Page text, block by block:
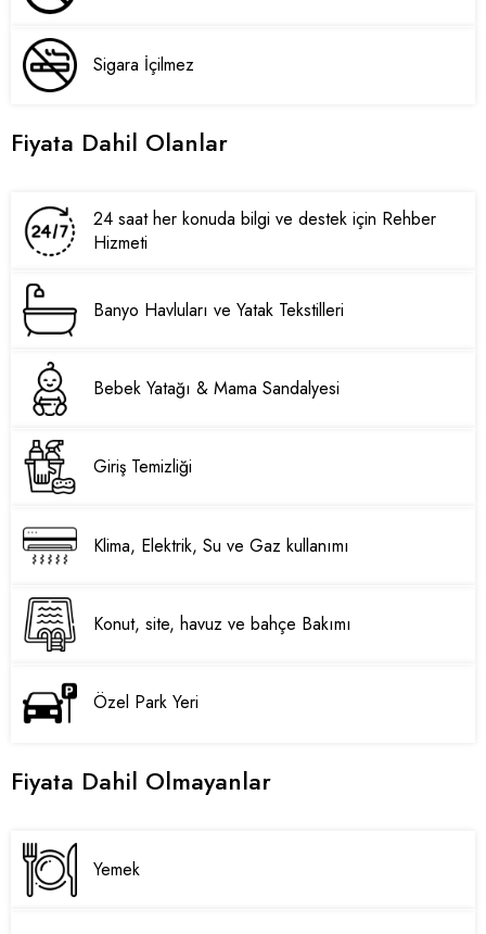
Sigara İçilmez
Fiyata Dahil Olanlar
24 saat her konuda bilgi ve destek için Rehber
Hizmeti
Banyo Havluları ve Yatak Tekstilleri
Bebek Yatağı & Mama Sandalyesi
Giriş Temizliği
Klima, Elektrik, Su ve Gaz kullanımı
Konut, site, havuz ve bahçe Bakımı
Özel Park Yeri
Fiyata Dahil Olmayanlar
Yemek